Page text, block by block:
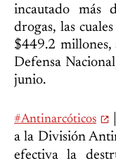
incautado más
drogas, las
$449.2
Defensa
junio.
#Antinarcóticos
a la División
efectiva la